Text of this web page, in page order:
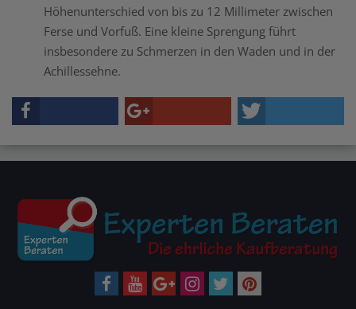
Höhenunterschied von bis zu 12 Millimeter zwischen
Ferse und Vorfuß. Eine kleine Sprengung führt
insbesondere zu Schmerzen in den Waden und in der
Achillessehne.